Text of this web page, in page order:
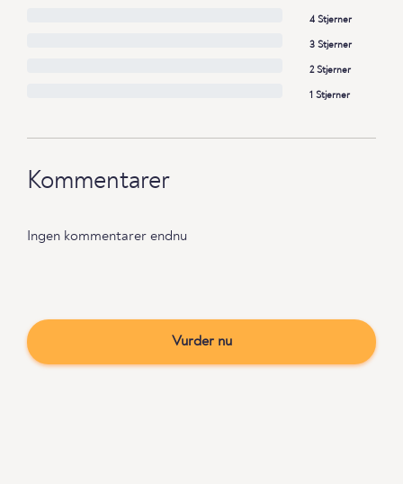
4 Stjerner
3 Stjerner
2 Stjerner
1 Stjerner
Kommentarer
Ingen kommentarer endnu
Vurder nu